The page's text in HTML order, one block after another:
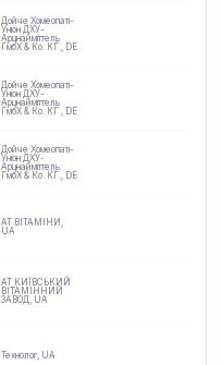
Дойче Хомеопаті-
Уніон ДХУ-
Арцнайміттель
ГмбХ & Ко. КГ., DE
Дойче Хомеопаті-
Уніон ДХУ-
Арцнайміттель
ГмбХ & Ко. КГ., DE
Дойче Хомеопаті-
Уніон ДХУ-
Арцнайміттель
ГмбХ & Ко. КГ., DE
АТ ВІТАМІНИ ,
UA
АТ КИЇВСЬКИЙ
ВІТАМІННИЙ
ЗАВОД, UA
Технолог, UA